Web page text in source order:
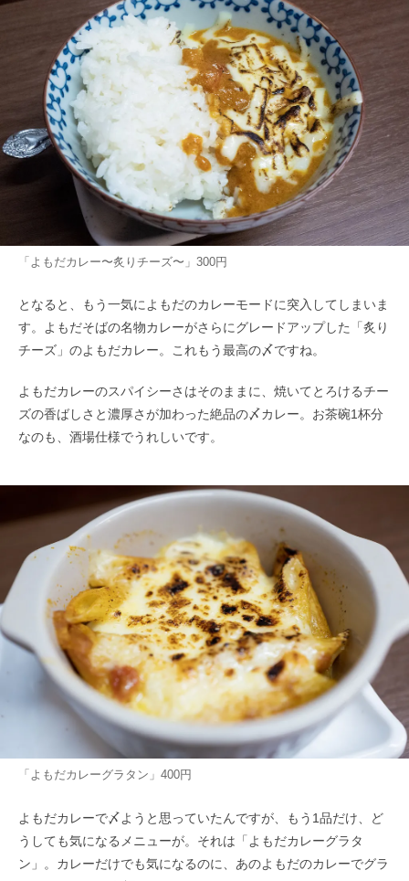
「よもだカレー〜炙りチーズ〜」300円
となると、もう一気によもだのカレーモードに突入してしまいま
す。よもだそばの名物カレーがさらにグレードアップした「炙り
チーズ」のよもだカレー。これもう最高の〆ですね。
よもだカレーのスパイシーさはそのままに、焼いてとろけるチー
ズの香ばしさと濃厚さが加わった絶品の〆カレー。お茶碗1杯分
なのも、酒場仕様でうれしいです。
「よもだカレーグラタン」400円
よもだカレーで〆ようと思っていたんですが、もう1品だけ、ど
うしても気になるメニューが。それは「よもだカレーグラタ
ン」。カレーだけでも気になるのに、あのよもだのカレーでグラ